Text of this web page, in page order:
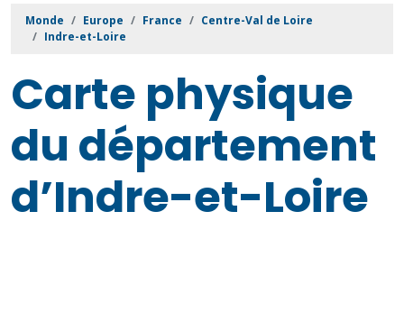
Monde Europe France
Centre-Val de Loire
Indre-et-Loire
Carte physique
du département
d’Indre-et-Loire